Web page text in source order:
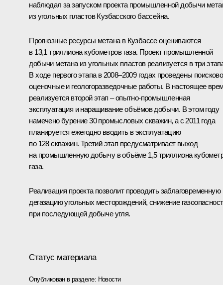
наблюдал за запуском проекта промышленной добычи
из угольных пластов Кузбасского бассейна.
Прогнозные ресурсы метана в Кузбассе оцениваются
в 13,1 триллиона кубометров газа. Проект промышленной
добычи метана из угольных пластов реализуется в три
В ходе первого этапа в 2008–2009 годах проведены
оценочные и геологоразведочные работы. В настоящее
реализуется второй этап – опытно-промышленная
эксплуатация и наращивание объёмов добычи. В этом году
намечено бурение 30 промысловых скважин, а с 2011 года
планируется ежегодно вводить в эксплуатацию
по 128 скважин. Третий этап предусматривает выход
на промышленную добычу в объёме 1,5 триллиона
газа.
Реализация проекта позволит проводить заблаговременную
дегазацию угольных месторождений, снижение
при последующей добыче угля.
Статус материала
Опубликован в разделе: Новости